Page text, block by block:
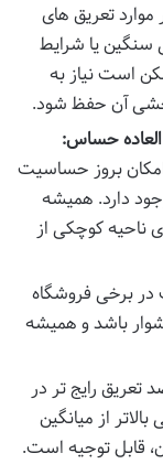
موارد تعریق های
سنگین یا شرایط
است نیاز به
آن حفظ شود.
حساس:
بروز حساسیت
دارد. همیشه
ناحیه کوچکی از
برخی فروشگاه
باشد و همیشه
تعریق رایج تر در
از میانگین
قابل توجیه است.